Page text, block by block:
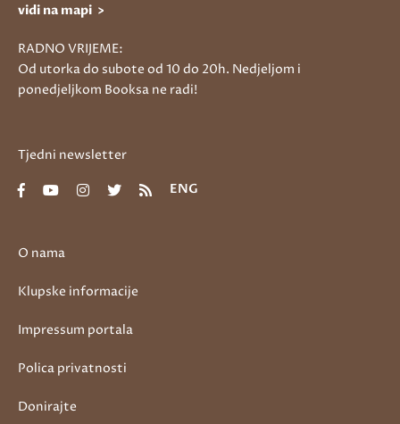
O nama
Klupske informacije
Impressum portala
Polica privatnosti
Donirajte
vidi na mapi >
RADNO VRIJEME:
Od utorka do subote od 10 do 20h. Nedjeljom i
ponedjeljkom Booksa ne radi!
Tjedni newsletter
ENG